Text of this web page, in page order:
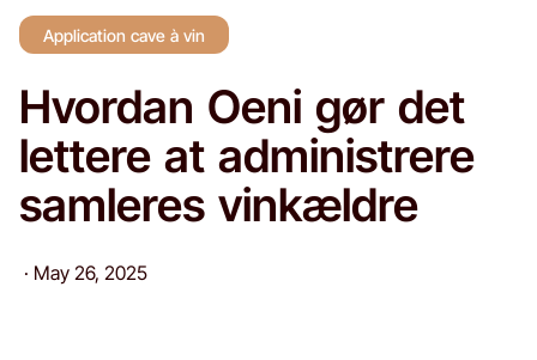
Application cave à vin
Hvordan Oeni gør det
lettere at administrere
samleres vinkældre
· May 26, 2025